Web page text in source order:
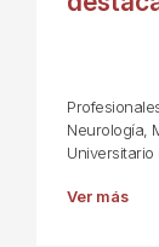
Neurología,
Ver más